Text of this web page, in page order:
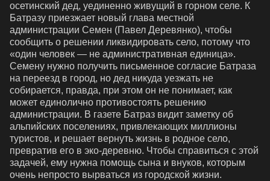
осетинский дед, уединенно живущий в горном селе. К
Батразу приезжает новый глава местной
администрации Семен (Павел Деревянко), чтобы
сообщить о решении ликвидировать село, потому что
«один человек — не административная единица».
Семену нужно получить письменное согласие Батраза
на переезд в город, но дед никуда уезжать не
собирается, правда, при этом он не понимает, как
может единолично противостоять решению
администрации. В газете Батраз видит заметку об
альпийских поселениях, привлекающих миллионы
туристов, и решает вернуть жизнь в родное село,
превратив его в эко-деревню. Чтобы справиться с этой
задачей, ему нужна помощь сына и внуков, которым
очень непросто вырваться из городской жизни.